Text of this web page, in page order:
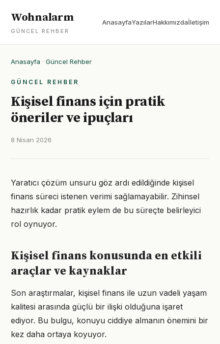
Wohnalarm
GÜNCEL REHBER
AnasayfaYazılarHakkımızdaİletişim
Anasayfa · Güncel Rehber
GÜNCEL REHBER
Kişisel finans için pratik
öneriler ve ipuçları
8 Nisan 2026
Yaratıcı çözüm unsuru göz ardı edildiğinde kişisel
finans süreci istenen verimi sağlamayabilir. Zihinsel
hazırlık kadar pratik eylem de bu süreçte belirleyici
rol oynuyor.
Kişisel finans konusunda en etkili
araçlar ve kaynaklar
Son araştırmalar, kişisel finans ile uzun vadeli yaşam
kalitesi arasında güçlü bir ilişki olduğuna işaret
ediyor. Bu bulgu, konuyu ciddiye almanın önemini bir
kez daha ortaya koyuyor.